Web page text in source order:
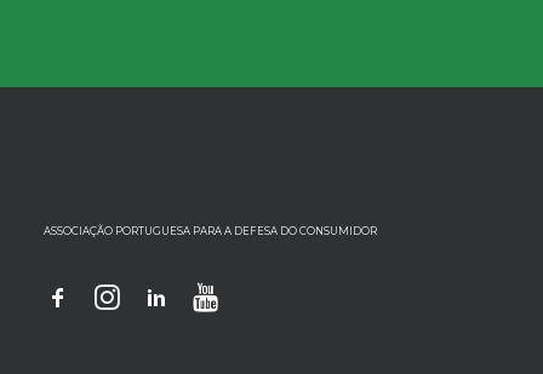
ASSOCIAÇÃO PORTUGUESA PARA A DEFESA DO CONSUMIDOR